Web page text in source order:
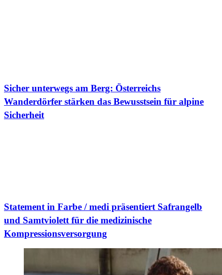
Sicher unterwegs am Berg: Österreichs
Wanderdörfer stärken das Bewusstsein für alpine
Sicherheit
Statement in Farbe / medi präsentiert Safrangelb
und Samtviolett für die medizinische
Kompressionsversorgung